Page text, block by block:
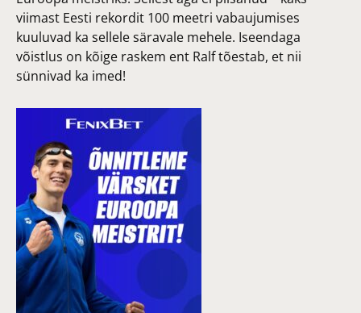
viimast Eesti rekordit 100 meetri vabaujumises
kuuluvad ka sellele säravale mehele. Iseendaga
võistlus on kõige raskem ent Ralf tõestab, et nii
sünnivad ka imed!